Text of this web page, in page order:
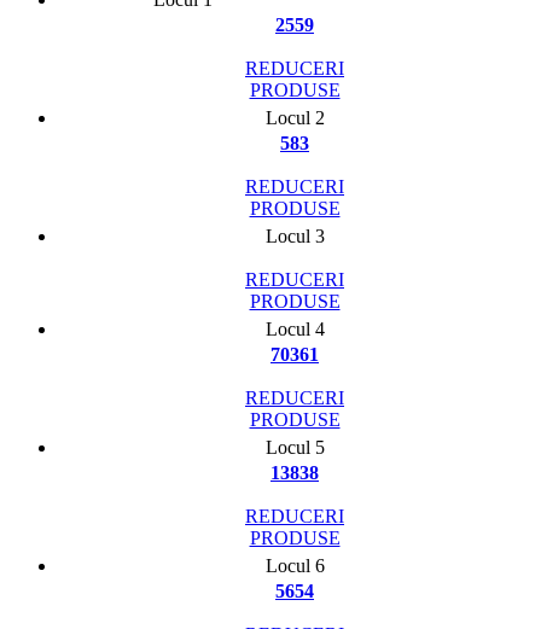
2559
REDUCERI
PRODUSE
Locul 2
583
REDUCERI
PRODUSE
Locul 3
REDUCERI
PRODUSE
Locul 4
70361
REDUCERI
PRODUSE
Locul 5
13838
REDUCERI
PRODUSE
Locul 6
5654